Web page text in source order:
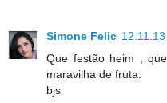
Simone Felic 12.11.13
Que festão heim ,
maravilha de fruta.
bjs